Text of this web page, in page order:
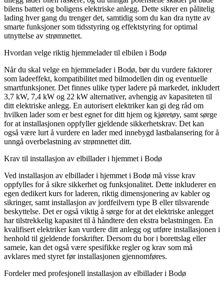
bilens batteri og boligens elektriske anlegg. Dette sikrer en pålitelig
lading hver gang du trenger det, samtidig som du kan dra nytte av
smarte funksjoner som tidsstyring og effektstyring for optimal
utnyttelse av strømnettet.
Hvordan velge riktig hjemmelader til elbilen i Bodø
Når du skal velge en hjemmelader i Bodø, bør du vurdere faktorer
som ladeeffekt, kompatibilitet med bilmodellen din og eventuelle
smartfunksjoner. Det finnes ulike typer ladere på markedet, inkludert
3,7 kW, 7,4 kW og 22 kW alternativer, avhengig av kapasiteten til
ditt elektriske anlegg. En autorisert elektriker kan gi deg råd om
hvilken lader som er best egnet for ditt hjem og kjøretøy, samt sørge
for at installasjonen oppfyller gjeldende sikkerhetskrav. Det kan
også være lurt å vurdere en lader med innebygd lastbalansering for å
unngå overbelastning av strømnettet ditt.
Krav til installasjon av elbillader i hjemmet i Bodø
Ved installasjon av elbillader i hjemmet i Bodø må visse krav
oppfylles for å sikre sikkerhet og funksjonalitet. Dette inkluderer en
egen dedikert kurs for laderen, riktig dimensjonering av kabler og
sikringer, samt installasjon av jordfeilvern type B eller tilsvarende
beskyttelse. Det er også viktig å sørge for at det elektriske anlegget
har tilstrekkelig kapasitet til å håndtere den ekstra belastningen. En
kvalifisert elektriker kan vurdere ditt anlegg og utføre installasjonen i
henhold til gjeldende forskrifter. Dersom du bor i borettslag eller
sameie, kan det også være spesifikke regler og krav som må
avklares med styret før installasjonen gjennomføres.
Fordeler med profesjonell installasjon av elbillader i Bodø